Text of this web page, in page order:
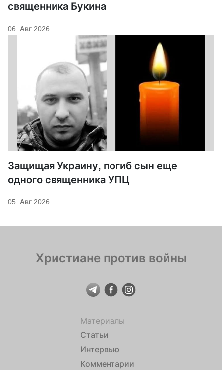
священника Букина
06. Авг 2026
Защищая Украину, погиб сын еще
одного священника УПЦ
05. Авг 2026
Христиане против войны
Материалы
Статьи
Интервью
Комментарии